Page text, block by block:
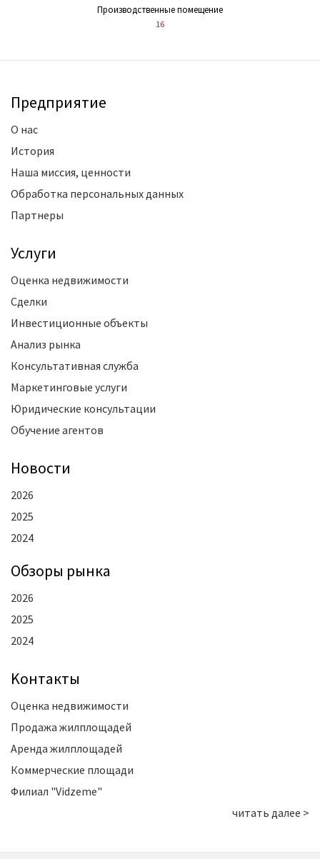
Производственные помещение
16
Предприятие
О нас
История
Наша миссия, ценности
Обработка персональных данных
Партнеры
Услуги
Оценка недвижимости
Сделки
Инвестиционные объекты
Анализ рынка
Консультативная служба
Маркетинговые услуги
Юридические консультации
Обучение агентов
Новости
2026
2025
2024
Oбзоры рынка
2026
2025
2024
Kонтакты
Оценка недвижимости
Продажа жилплощадей
Аренда жилплощадей
Коммерческие площади
Филиал "Vidzeme"
читать далее >